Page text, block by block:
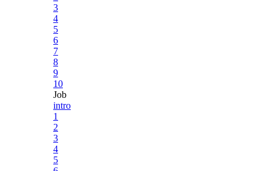
3
4
5
6
7
8
9
10
Job
intro
1
2
3
4
5